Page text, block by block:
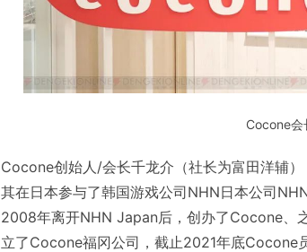
Cocone会
Cocone创始人/会长千龙介（社长为富田洋辅
其在日本参与了韩国游戏公司NHN日本公司
2008年离开NHN Japan后，创办了Cocone、
立了Cocone福冈公司，截止2021年底Cocone